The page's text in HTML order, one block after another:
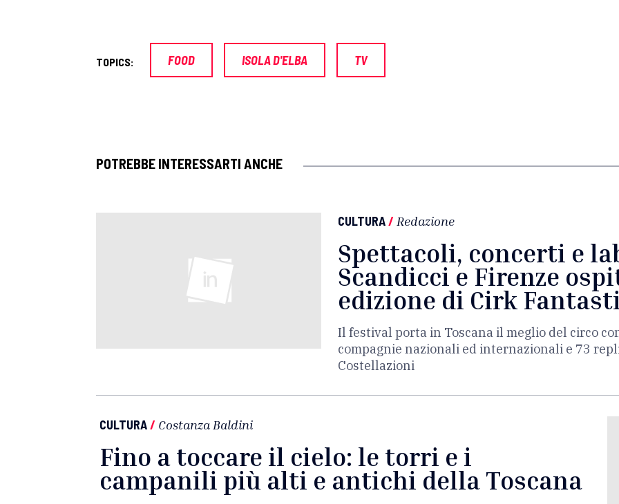
TOPICS: FOOD ISOLA D'ELBA TV
POTREBBE INTERESSARTI ANCHE
CULTURA/ Redazione
Spettacoli, concerti e
Scandicci e Firenze
edizione di Cirk
Il festival porta in Toscana il meglio del circo
compagnie nazionali ed internazionali e 73
Costellazioni
CULTURA/ Costanza Baldini
Fino a toccare il cielo: le torri e i
campanili più alti e antichi della Toscana